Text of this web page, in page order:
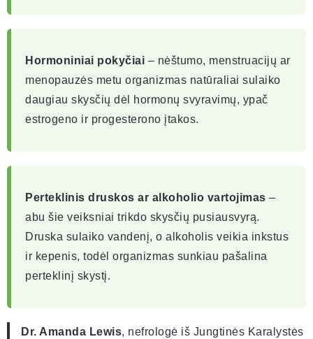
Hormoniniai pokyčiai – nėštumo, menstruacijų ar
menopauzės metu organizmas natūraliai sulaiko
daugiau skysčių dėl hormonų svyravimų, ypač
estrogeno ir progesterono įtakos.
Perteklinis druskos ar alkoholio vartojimas –
abu šie veiksniai trikdo skysčių pusiausvyrą.
Druska sulaiko vandenį, o alkoholis veikia inkstus
ir kepenis, todėl organizmas sunkiau pašalina
perteklinį skystį.
Dr. Amanda Lewis, nefrologė iš Jungtinės Karalystės